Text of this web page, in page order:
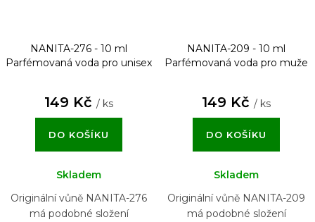
NANITA-276 - 10 ml
Parfémovaná voda pro unisex
149 Kč / ks
DO KOŠÍKU
Skladem
Originální vůně NANITA-276
má podobné složení
NANITA-209 - 10 ml
Parfémovaná voda pro muže
149 Kč / ks
DO KOŠÍKU
Skladem
Originální vůně NANITA-209
má podobné složení